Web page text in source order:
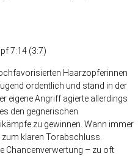
7:14 (3:7)
Haarzopferinnen
ordentlich und stand in der
eigene Angriff agierte allerdings
den gegnerischen
zu gewinnen. Wann immer
klaren Torabschluss.
Chancenverwertung – zu oft